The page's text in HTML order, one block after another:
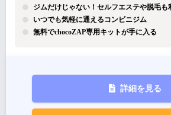
ジムだけじゃない！セルフエステや脱毛も
いつでも気軽に通えるコンビニジム
無料でchocoZAP専用キットが手に入る
詳細を見る